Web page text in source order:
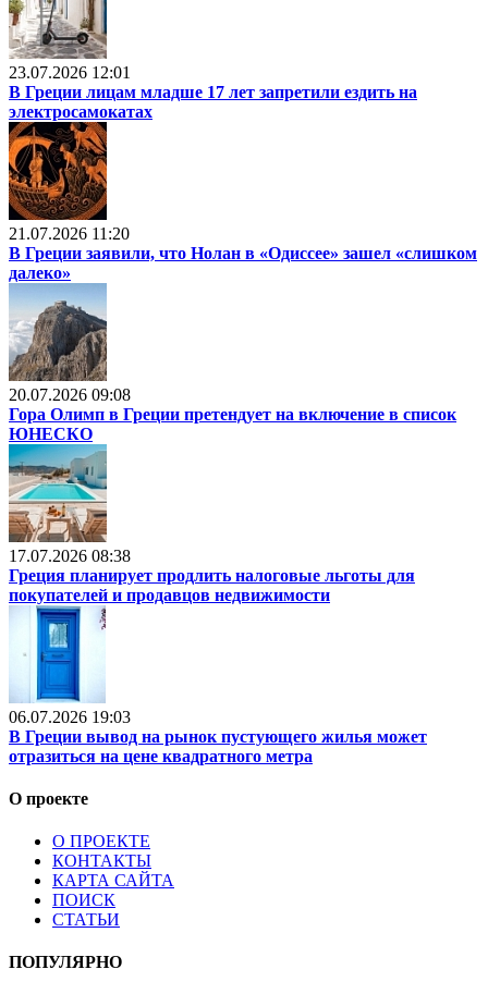
23.07.2026 12:01
В Греции лицам младше 17 лет запретили ездить на
электросамокатах
21.07.2026 11:20
В Греции заявили, что Нолан в «Одиссее» зашел «слишком
далеко»
20.07.2026 09:08
Гора Олимп в Греции претендует на включение в список
ЮНЕСКО
17.07.2026 08:38
Греция планирует продлить налоговые льготы для
покупателей и продавцов недвижимости
06.07.2026 19:03
В Греции вывод на рынок пустующего жилья может
отразиться на цене квадратного метра
О проекте
О ПРОЕКТЕ
КОНТАКТЫ
КАРТА САЙТА
ПОИСК
СТАТЬИ
ПОПУЛЯРНО